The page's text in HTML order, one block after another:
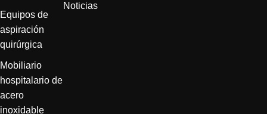
Equipos de
aspiración
quirúrgica
Mobiliario
hospitalario de
acero
inoxidable
Noticias